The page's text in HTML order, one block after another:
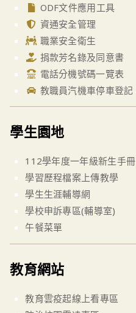
ODF文件應用工具
資通安全管理
職業安全衛生
捐款芳名錄及同意書
電話分機號碼一覽表
教職員汽機車停車登記
學生園地
112學年度一年級新生手冊
學習歷程檔案上傳教學
學生生涯輔導網
學校申訴專區(輔導室)
午餐菜單
教育網站
教育雲疫起線上看專區